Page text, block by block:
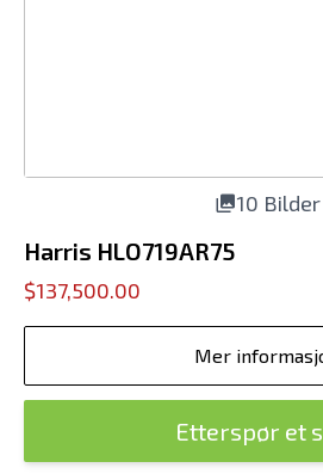
10 Bilder
Harris HLO719AR75
$137,500.00
Mer
Etterspør et